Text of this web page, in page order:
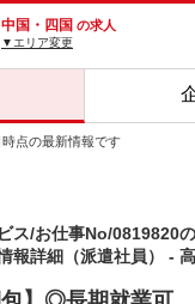
中国・四国 の求人
▼エリア変更
点の最新情報です
ス/お仕事No/0819820
報詳細（派遣社員） -